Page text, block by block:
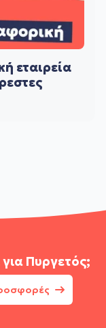
εταιρεία
για Πυργετός;